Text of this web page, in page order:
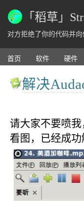
「稻草」
对方拒绝了你的代码并
首页 软件 硬件
解决
请大家不要喷我
看图，已经成功